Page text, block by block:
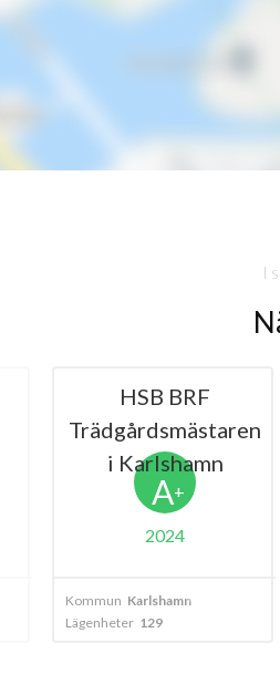
I
HSB BRF
Trädgårdsmästaren
i Karlshamn
A+
2024
Kommun Karlshamn
Lägenheter 129